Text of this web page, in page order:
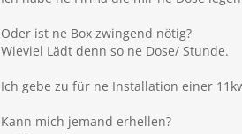
Oder ist ne Box zwingend nötig?
Wieviel Lädt denn so ne Dose/ Stunde.
Ich gebe zu für ne Installation einer
Kann mich jemand erhellen?